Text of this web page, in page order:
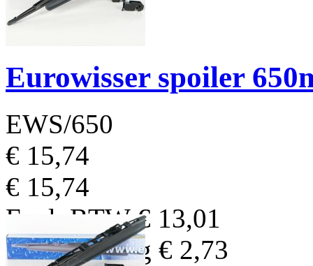
Eurowisser spoiler
EWS/650
€ 15,74
€ 15,74
Excl. BTW€ 13,01
BTW Bedrag € 2,73